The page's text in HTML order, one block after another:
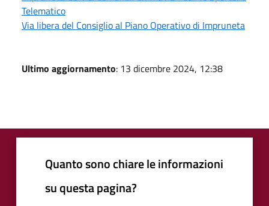
Telematico
Via libera del Consiglio al Piano Operativo di Impruneta
Ultimo aggiornamento: 13 dicembre 2024, 12:38
Quanto sono chiare le informazioni
su questa pagina?